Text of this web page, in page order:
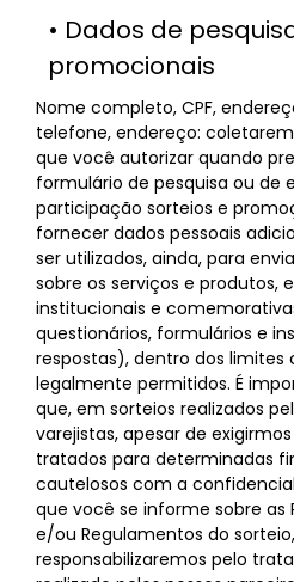
• Dados de
promocionais
Nome completo, CPF,
telefone, endereço:
que você autorizar quando
formulário de pesquisa ou de
participação sorteios e
fornecer dados pessoais
ser utilizados, ainda, para
sobre os serviços e produtos,
institucionais e
questionários, formulários e
respostas), dentro dos limites
legalmente permitidos. É
que, em sorteios realizados
varejistas, apesar de
tratados para determinadas
cautelosos com a
que você se informe sobre as
e/ou Regulamentos do
responsabilizaremos pelo